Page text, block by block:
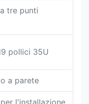
tre punti
pollici 35U
a parete
l'installazione